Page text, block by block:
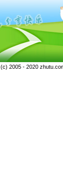
(c) 2005 - 2020